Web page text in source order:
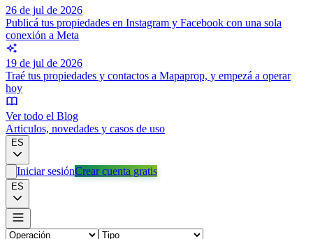
26 de jul de 2026
Publicá tus propiedades en Instagram y Facebook con una sola
conexión a Meta
19 de jul de 2026
Traé tus propiedades y contactos a Mapaprop, y empezá a operar
hoy
Ver todo el Blog
Articulos, novedades y casos de uso
ES
Iniciar sesiónCrear cuenta gratis
ES